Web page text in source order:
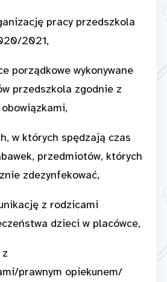
pracy przedszkola
2021,
porządkowe wykonywane
przedszkola zgodnie z
w których spędzają czas
przedmiotów, których
zdezynfekować,
z rodzicami
dzieci w placówce,
prawnym opiekunem/